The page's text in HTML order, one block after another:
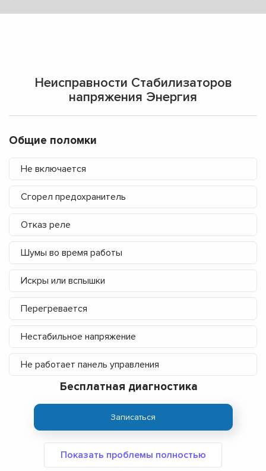
Неисправности Стабилизаторов
напряжения Энергия
Общие поломки
Не включается
Сгорел предохранитель
Отказ реле
Шумы во время работы
Искры или вспышки
Перегревается
Нестабильное напряжение
Не работает панель управления
Бесплатная диагностика
Записаться